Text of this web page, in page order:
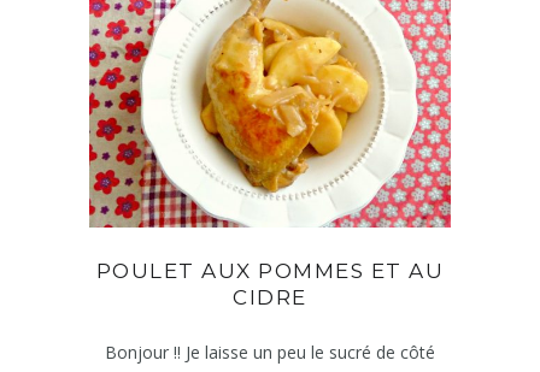
POULET AUX POMMES ET AU
CIDRE
Bonjour !! Je laisse un peu le sucré de côté